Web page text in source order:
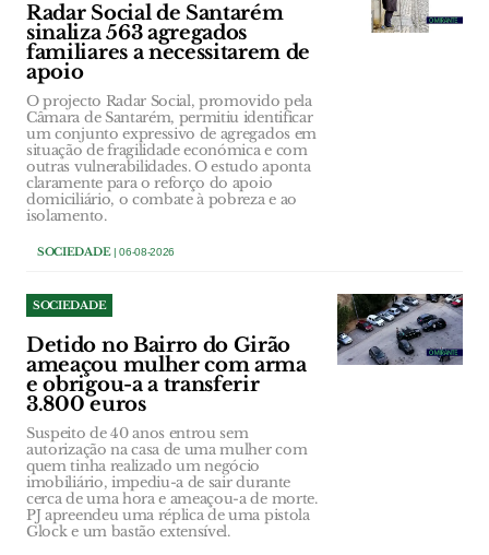
Radar Social de Santarém
sinaliza 563 agregados
familiares a necessitarem de
apoio
O projecto Radar Social, promovido pela
Câmara de Santarém, permitiu identificar
um conjunto expressivo de agregados em
situação de fragilidade económica e com
outras vulnerabilidades. O estudo aponta
claramente para o reforço do apoio
domiciliário, o combate à pobreza e ao
isolamento.
SOCIEDADE| 06-08-2026
SOCIEDADE
Detido no Bairro do Girão
ameaçou mulher com arma
e obrigou-a a transferir
3.800 euros
Suspeito de 40 anos entrou sem
autorização na casa de uma mulher com
quem tinha realizado um negócio
imobiliário, impediu-a de sair durante
cerca de uma hora e ameaçou-a de morte.
PJ apreendeu uma réplica de uma pistola
Glock e um bastão extensível.